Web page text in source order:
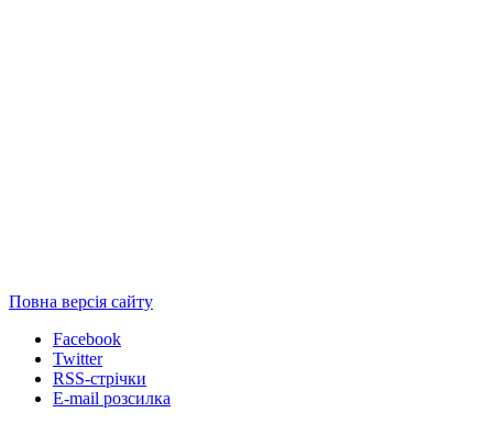
Повна версія сайту
Facebook
Twitter
RSS-стрічки
E-mail розсилка